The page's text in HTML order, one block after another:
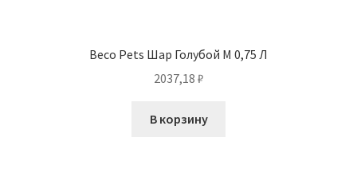
Beco Pets Шар Голубой M 0,75 Л
2037,18 ₽
В корзину